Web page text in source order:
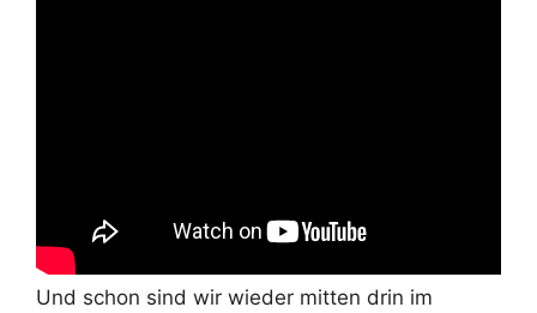
Und schon sind wir wieder mitten drin im